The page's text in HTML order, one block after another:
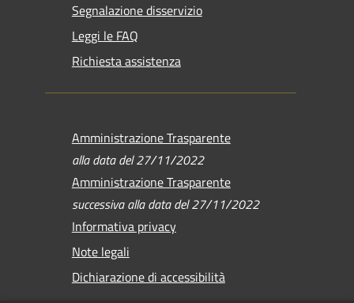
Segnalazione disservizio
Leggi le FAQ
Richiesta assistenza
Amministrazione Trasparente
alla data del 27/11/2022
Amministrazione Trasparente
successiva alla data del 27/11/2022
Informativa privacy
Note legali
Dichiarazione di accessibilità